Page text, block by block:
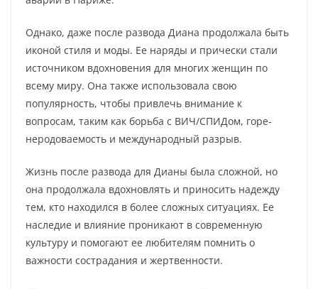
Однако, даже после развода Диана продолжала быть
иконой стиля и моды. Ее наряды и прически стали
источником вдохновения для многих женщин по
всему миру. Она также использовала свою
популярность, чтобы привлечь внимание к
вопросам, таким как борьба с ВИЧ/СПИДом, горе-
неродоваемость и международный разрыв.
Жизнь после развода для Дианы была сложной, но
она продолжала вдохновлять и приносить надежду
тем, кто находился в более сложных ситуациях. Ее
наследие и влияние проникают в современную
культуру и помогают ее любителям помнить о
важности сострадания и жертвенности.